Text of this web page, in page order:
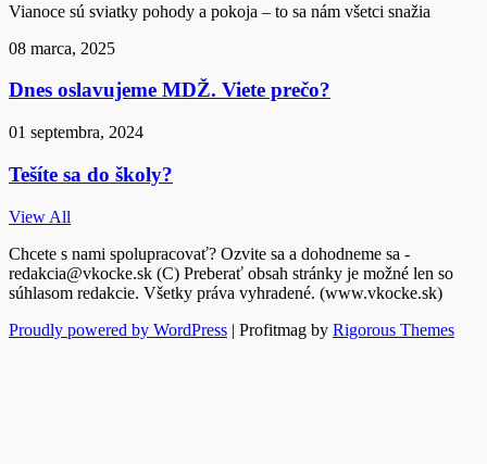
Vianoce sú sviatky pohody a pokoja – to sa nám všetci snažia
08 marca, 2025
Dnes oslavujeme MDŽ. Viete prečo?
01 septembra, 2024
Tešíte sa do školy?
View All
Chcete s nami spolupracovať? Ozvite sa a dohodneme sa -
redakcia@vkocke.sk (C) Preberať obsah stránky je možné len so
súhlasom redakcie. Všetky práva vyhradené. (www.vkocke.sk)
Proudly powered by WordPress | Profitmag by Rigorous Themes